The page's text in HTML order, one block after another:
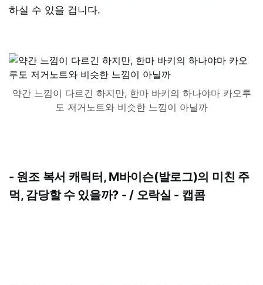
하실 수 있을 겁니다.
약간 느낌이 다르긴 하지만, 한마 바키의 하나야마 카오루
도 저거노트와 비슷한 느낌이 아닐까
- 원조 복서 캐릭터, M바이슨(발로그)의 미친 주
먹, 감당할 수 있을까? - / 오락실 - 캡콤